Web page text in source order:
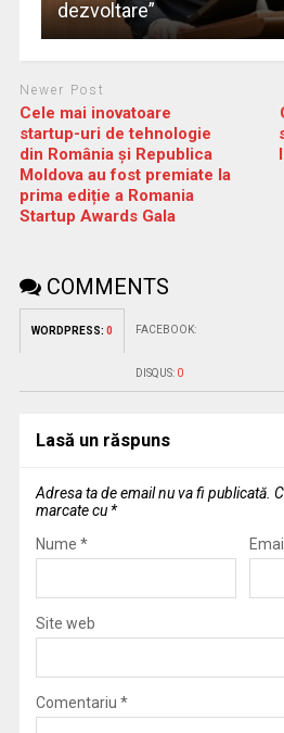
dezvoltare”
Newer Post
Cele mai inovatoare
startup-uri de tehnologie
din România și Republica
Moldova au fost premiate la
prima ediție a Romania
Startup Awards Gala
COMMENTS
WORDPRESS: 0 FACEBOOK:
DISQUS: 0
Lasă un răspuns
Adresa ta de email nu va fi publicată.
marcate cu *
Nume *
Site web
Comentariu *